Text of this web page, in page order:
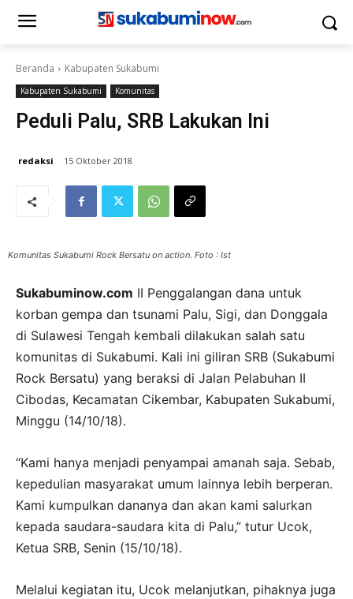
Beranda Kabupaten Sukabumi
Kabupaten Sukabumi Komunitas
Peduli Palu, SRB Lakukan Ini
redaksi 15 Oktober 2018
Komunitas Sukabumi Rock Bersatu on action. Foto : Ist
Sukabuminow.com II Penggalangan dana untuk
korban gempa dan tsunami Palu, Sigi, dan Donggala
di Sulawesi Tengah kembali dilakukan salah satu
komunitas di Sukabumi. Kali ini giliran SRB (Sukabumi
Rock Bersatu) yang beraksi di Jalan Pelabuhan II
Cibodas, Kecamatan Cikembar, Kabupaten Sukabumi,
Minggu (14/10/18).
“Kami hanya menjadi penyampai amanah saja. Sebab,
kepedulian masyarakat umum lainnya lebih berperan.
Kami kumpulkan dananya dan akan kami salurkan
kepada saudara-saudara kita di Palu,” tutur Ucok,
Ketua SRB, Senin (15/10/18).
Melalui kegiatan itu, Ucok melanjutkan, pihaknya juga